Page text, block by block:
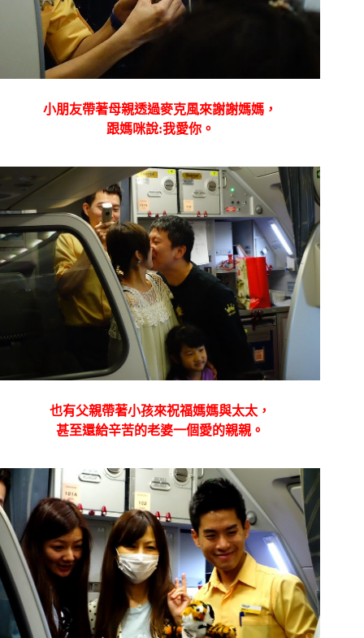
小朋友帶著母親透過麥克風來謝謝媽媽，
跟媽咪說:我愛你。
也有父親帶著小孩來祝福媽媽與太太，
甚至還給辛苦的老婆一個愛的親親。